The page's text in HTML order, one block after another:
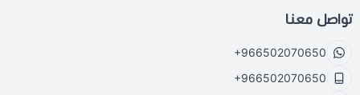
تواصل معنا
+966502070650
+966502070650